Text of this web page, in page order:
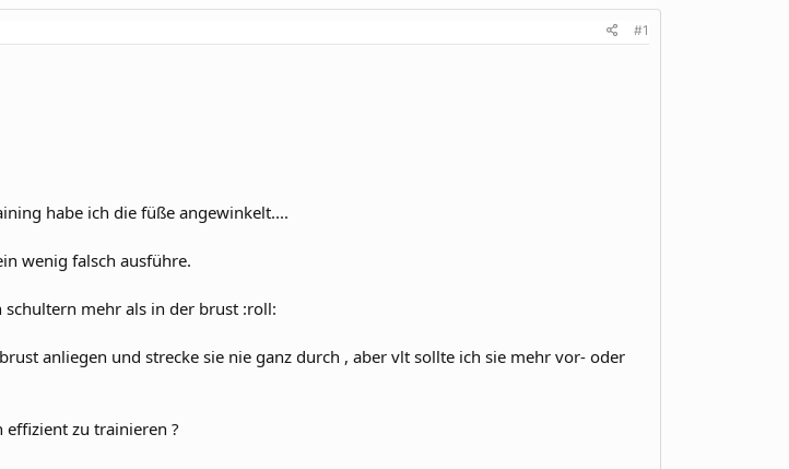
#1
habe ich die füße angewinkelt....
wenig falsch ausführe.
schultern mehr als in der brust :roll:
anliegen und strecke sie nie ganz durch , aber vlt sollte ich sie mehr vor- oder
zu trainieren ?